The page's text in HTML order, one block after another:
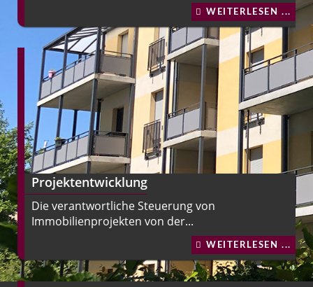
WEITERLESEN ...
Projektentwicklung
Die verantwortliche Steuerung von
Immobilienprojekten von der...
WEITERLESEN ...